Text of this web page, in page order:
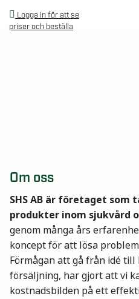
Logga in för att se
priser och beställa
Om oss
SHS AB är företaget som
produkter inom sjukvård
genom många års
koncept för att lösa
Förmågan att gå från idé
försäljning, har gjort att vi
kostnadsbilden på ett